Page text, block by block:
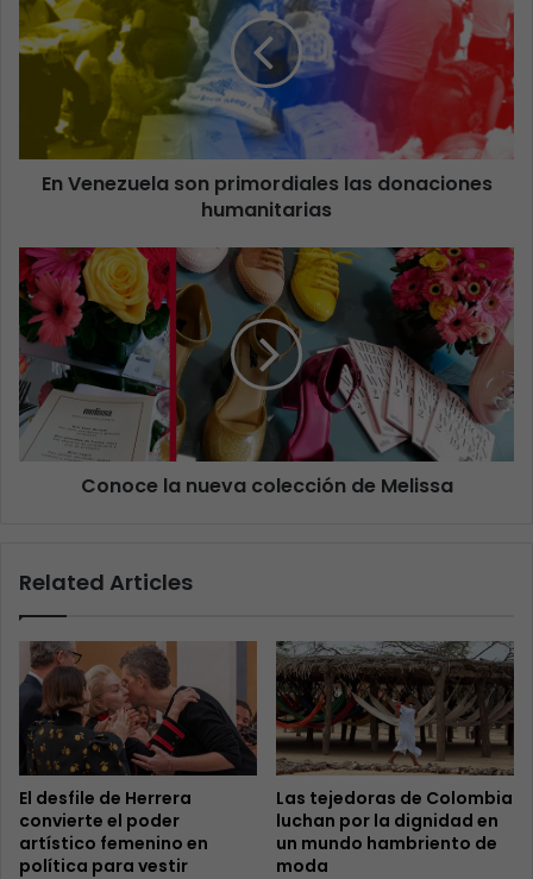
En Venezuela son primordiales las donaciones
humanitarias
Conoce la nueva colección de Melissa
Related Articles
El desfile de Herrera
convierte el poder
artístico femenino en
política para vestir
Las tejedoras de Colombia
luchan por la dignidad en
un mundo hambriento de
moda